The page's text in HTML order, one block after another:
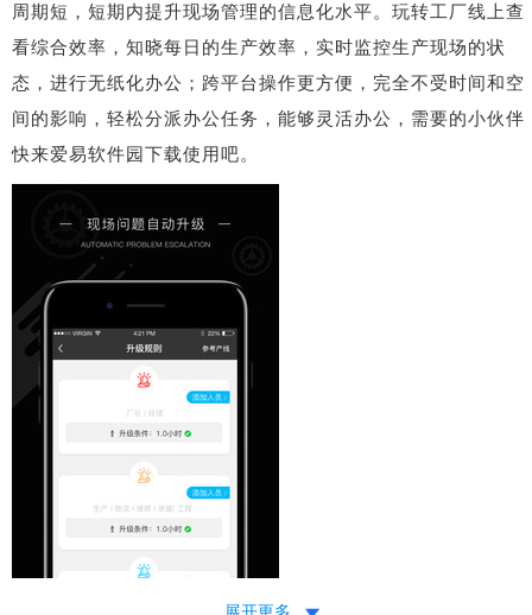
周期短，短期内提升现场管理的信息化水平。玩转工厂线上查
看综合效率，知晓每日的生产效率，实时监控生产现场的状
态，进行无纸化办公；跨平台操作更方便，完全不受时间和空
间的影响，轻松分派办公任务，能够灵活办公，需要的小伙伴
快来爱易软件园下载使用吧。